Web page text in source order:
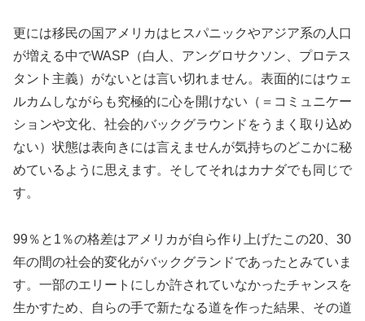
更には移民の国アメリカはヒスパニックやアジア系の人口
が増える中でWASP（白人、アングロサクソン、プロテス
タント主義）がないとは言い切れません。表面的にはウェ
ルカムしながらも究極的に心を開けない（＝コミュニケー
ションや文化、社会的バックグラウンドをうまく取り込め
ない）状態は表向きには言えませんが気持ちのどこかに秘
めているように思えます。そしてそれはカナダでも同じで
す。
99％と1％の格差はアメリカが自ら作り上げたこの20、30
年の間の社会的変化がバックグランドであったとみていま
す。一部のエリートにしか許されていなかったチャンスを
生かすため、自らの手で新たなる道を作った結果、その道